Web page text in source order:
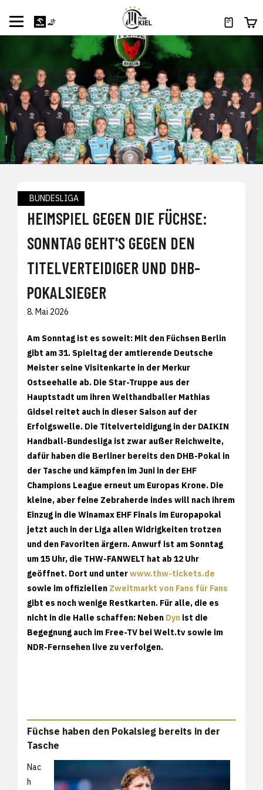
BUNDESLIGA
HEIMSPIEL GEGEN DIE FÜCHSE:
SONNTAG GEHT'S GEGEN DEN
TITELVERTEIDIGER UND DHB-
POKALSIEGER
8. Mai 2026
Am Sonntag ist es soweit: Mit den Füchsen Berlin
gibt am 31. Spieltag der amtierende Deutsche
Meister seine Visitenkarte in der Merkur
Ostseehalle ab. Die Star-Truppe aus der
Hauptstadt um ihren Welthandballer Mathias
Gidsel reitet auch in dieser Saison auf der
Erfolgswelle. Die Titelverteidigung in der DAIKIN
Handball-Bundesliga ist zwar außer Reichweite,
dafür haben die Berliner bereits den DHB-Pokal in
der Tasche und kämpfen im Juni in der EHF
Champions League erneut um Europas Krone. Die
kleine, aber feine Zebraherde indes will nach ihrem
Einzug in die Winamax EHF Finals im Europapokal
jetzt auch in der Liga allen Widrigkeiten trotzen
und den Favoriten ärgern. Anwurf ist am Sonntag
um 15 Uhr, die THW-FANWELT hat ab 12 Uhr
geöffnet. Dort und unterwww.thw-tickets.de
sowie im offiziellen Zweitmarkt von Fans für Fans
gibt es noch wenige Restkarten. Für alle, die es
nicht in die Halle schaffen: Neben Dyn ist die
Begegnung auch im Free-TV bei Welt.tv sowie im
NDR-Fernsehen live zu verfolgen.
Füchse haben den Pokalsieg bereits in der
Tasche
Nac
h